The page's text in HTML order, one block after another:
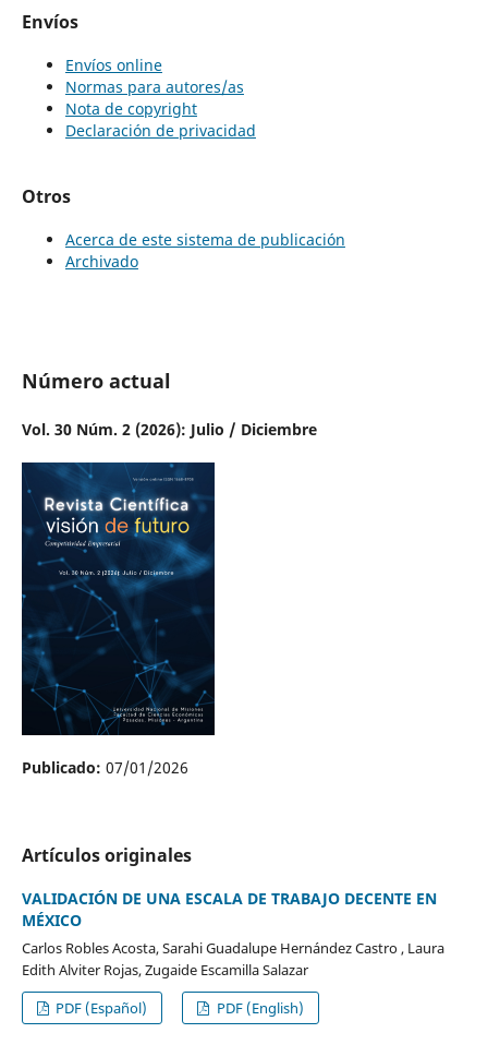
Envíos
Envíos online
Normas para autores/as
Nota de copyright
Declaración de privacidad
Otros
Acerca de este sistema de publicación
Archivado
Número actual
Vol. 30 Núm. 2 (2026): Julio / Diciembre
Publicado: 07/01/2026
Artículos originales
VALIDACIÓN DE UNA ESCALA DE TRABAJO DECENTE EN
MÉXICO
Carlos Robles Acosta, Sarahi Guadalupe Hernández Castro , Laura
Edith Alviter Rojas, Zugaide Escamilla Salazar
PDF (Español)
PDF (English)